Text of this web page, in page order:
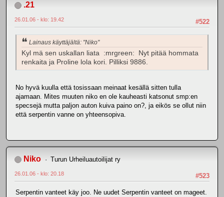
.21
#522
26.01.06 - klo: 19.42
Lainaus käyttäjältä: "Niko"
Kyl mä sen uskallan liata :mrgreen: Nyt pitää hommata
renkaita ja Proline lola kori. Pilliksi 9886.
No hyvä kuulla että tosissaan meinaat kesällä sitten tulla
ajamaan. Mites muuten niko en ole kauheasti katsonut smp:en
specsejä mutta paljon auton kuiva paino on?, ja eikös se ollut niin
että serpentin vanne on yhteensopiva.
Niko Turun Urheiluautoilijat ry
#523
26.01.06 - klo: 20.18
Serpentin vanteet käy joo. Ne uudet Serpentin vanteet on mageet.